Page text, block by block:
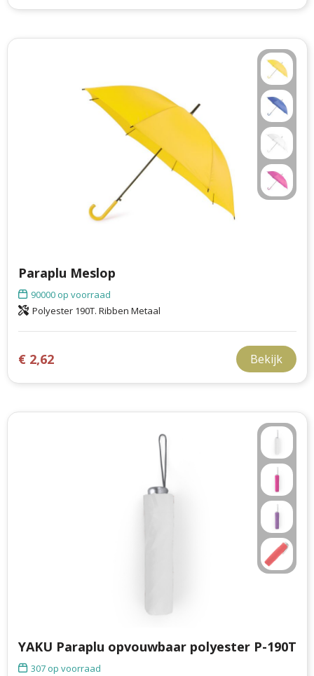
Cutter & Buck
Ludieke hoofdbanden
Paraplu Meslop
90000op voorraad
Polyester 190T. Ribben Metaal
€ 2,62 Bekijk
YAKU Paraplu opvouwbaar polyester P-190T
307op voorraad